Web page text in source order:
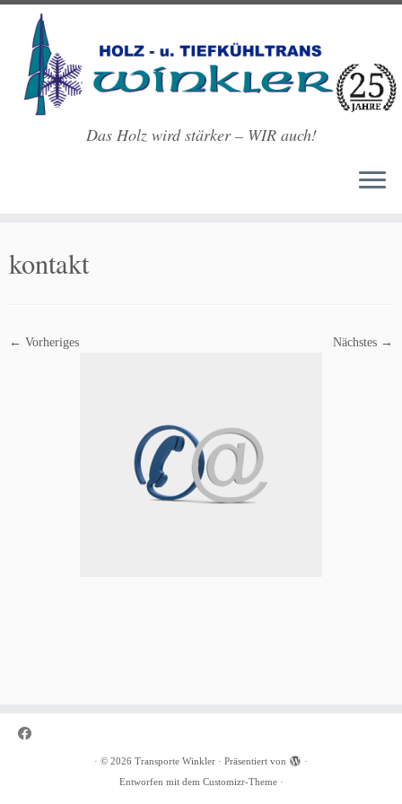
springen
Das Holz wird stärker – WIR auch!
kontakt
← Vorheriges Nächstes →
· © 2026 Transporte Winkler · Präsentiert von
·
Entworfen mit dem Customizr-Theme·